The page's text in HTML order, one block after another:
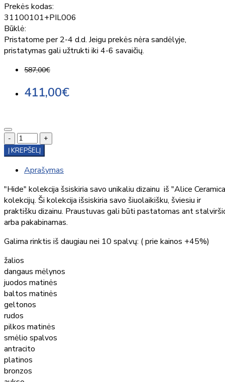
Prekės kodas:
31100101+PIL006
Būklė:
Pristatome per 2-4 d.d. Jeigu prekės nėra sandėlyje,
pristatymas gali užtrukti iki 4-6 savaičių.
587,00€
411,00€
-
+
Į KREPŠELĮ
Aprašymas
"Hide" kolekcija šsiskiria savo unikaliu dizainu iš "Alice
kolekcijų. Ši kolekcija išsiskiria savo šiuolaikišku, šviesiu ir
praktišku dizainu. Praustuvas gali būti pastatomas ant
arba pakabinamas.
Galima rinktis iš daugiau nei 10 spalvų: ( prie kainos +45%)
žalios
dangaus mėlynos
juodos matinės
baltos matinės
geltonos
rudos
pilkos matinės
smėlio spalvos
antracito
platinos
bronzos